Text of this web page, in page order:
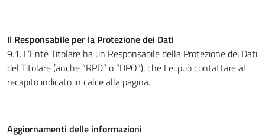
Il Responsabile per la Protezione dei Dati
9.1. L’Ente Titolare ha un Responsabile della Protezione dei Dati
del Titolare (anche “RPD” o “DPO”), che Lei può contattare al
recapito indicato in calce alla pagina.
Aggiornamenti delle informazioni